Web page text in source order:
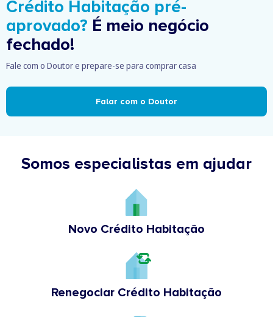
Crédito Habitação pré-
aprovado? É meio negócio
fechado!
Fale com o Doutor e prepare-se para comprar casa
Falar com o Doutor
Somos especialistas em ajudar
Novo Crédito Habitação
Renegociar Crédito Habitação